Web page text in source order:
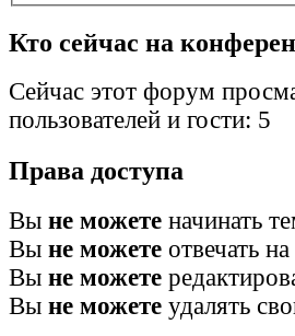
Кто сейчас на
Сейчас этот форум
пользователей и гости: 5
Права доступа
Вы не можете начинать
Вы не можете отвечать
Вы не можете
Вы не можете удалять